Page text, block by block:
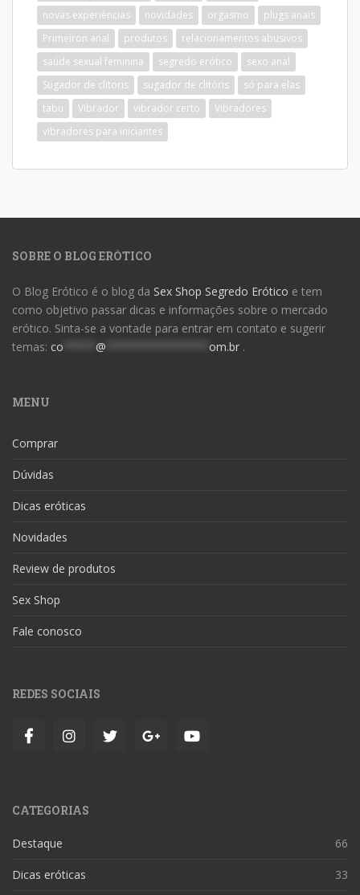
novas experiências
novidades orgasmo
plugs anais
Primeiron anal
produtos
relacionamentos abusivos
saúde sexual feminina
segredo erótico
sexo anal
Sugador de clitoris
sugador de clitóris
só para elas
tabu
Vibrador vibrador certo
Vibradores
vibradores para iniciantes
SOBRE O BLOG ERÓTICO
O Blog Erótico é o blog da Sex Shop Segredo Erótico e tem
como objetivo passar dicas e informações sobre o mercado
erótico. Sinta-se a vontade para entrar em contato e sugerir
temas: co @ om.br .
MENU
Comprar
Dúvidas
Dicas eróticas
Novidades
Review de produtos
Sex Shop
Fale conosco
REDES SOCIAIS
CATEGORIAS
Destaque 66
Dicas eróticas 33